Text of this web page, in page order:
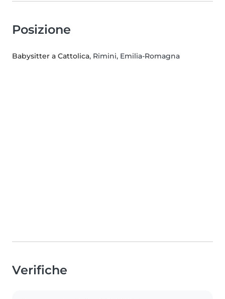
Posizione
Babysitter a Cattolica, Rimini, Emilia-Romagna
Verifiche